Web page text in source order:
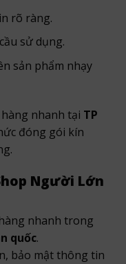
rõ ràng.
sử dụng.
sản phẩm nhạy
nhanh tại TP
đóng gói kín
Người Lớn
nhanh trong
quốc.
bảo mật thông tin